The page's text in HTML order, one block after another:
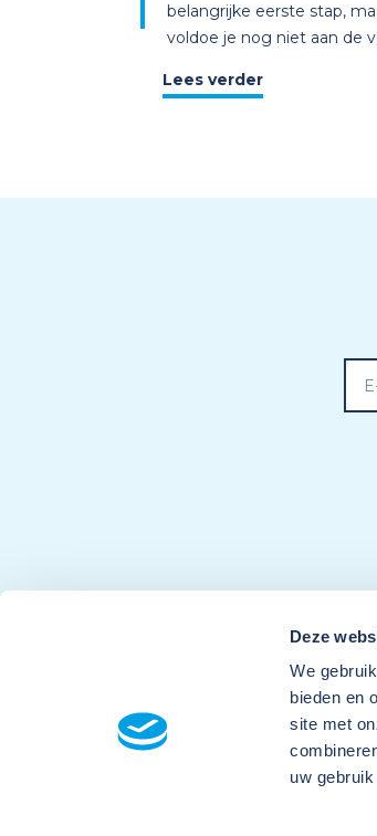
Deze
We
bieden en
site met
uw
belangrijke eerste stap,
voldoe je nog niet aan de
Lees verder